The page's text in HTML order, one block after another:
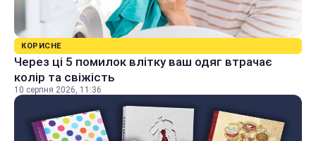
КОРИСНЕ
Через ці 5 помилок влітку ваш одяг втрачає
колір та свіжість
10 серпня 2026, 11:36